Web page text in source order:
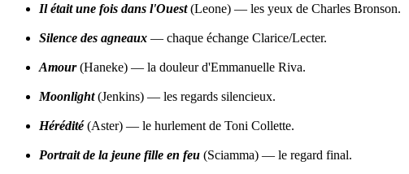
Il était une fois dans l'Ouest(Leone) — les yeux de Charles Bronson.
Silence des agneaux — chaque échange Clarice/Lecter.
Amour(Haneke) — la douleur d'Emmanuelle Riva.
Moonlight(Jenkins) — les regards silencieux.
Hérédité(Aster) — le hurlement de Toni Collette.
Portrait de la jeune fille en feu (Sciamma) — le regard final.